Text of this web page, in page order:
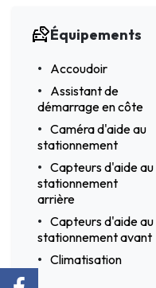
Équipements
Accoudoir
Assistant de
démarrage en côte
Caméra d'aide au
stationnement
Capteurs d'aide au
stationnement
arrière
Capteurs d'aide au
stationnement avant
Climatisation